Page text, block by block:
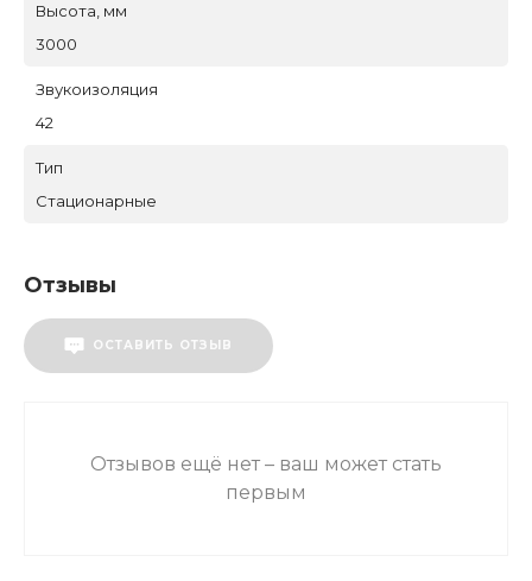
Высота, мм
3000
Звукоизоляция
42
Тип
Стационарные
Отзывы
ОСТАВИТЬ ОТЗЫВ
Отзывов ещё нет – ваш может стать
первым